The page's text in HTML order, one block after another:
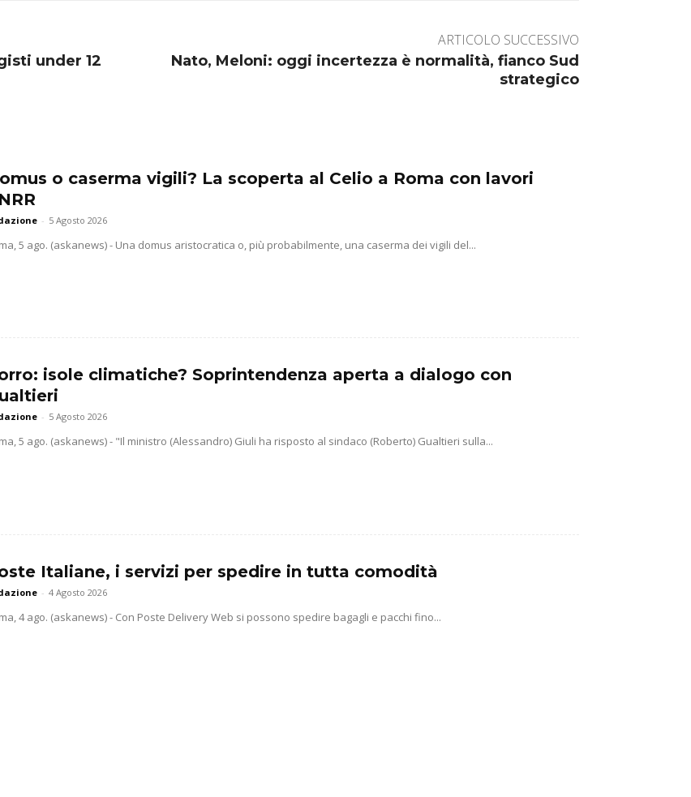
under 12
ARTICOLO SUCCESSIVO
Nato, Meloni: oggi incertezza è normalità, fianco Sud
strategico
o caserma vigili? La scoperta al Celio a Roma con lavori
- 5 Agosto 2026
5 ago. (askanews) - Una domus aristocratica o, più probabilmente, una caserma dei vigili del...
isole climatiche? Soprintendenza aperta a dialogo con
- 5 Agosto 2026
5 ago. (askanews) - "Il ministro (Alessandro) Giuli ha risposto al sindaco (Roberto) Gualtieri sulla...
Italiane, i servizi per spedire in tutta comodità
- 4 Agosto 2026
4 ago. (askanews) - Con Poste Delivery Web si possono spedire bagagli e pacchi fino...